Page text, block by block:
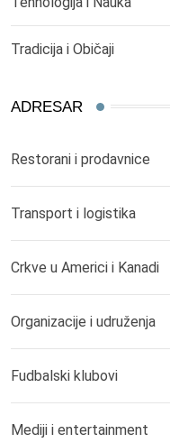
Tradicija i Običaji
ADRESAR
Restorani i prodavnice
Transport i logistika
Crkve u Americi i Kanadi
Organizacije i udruženja
Fudbalski klubovi
Mediji i entertainment